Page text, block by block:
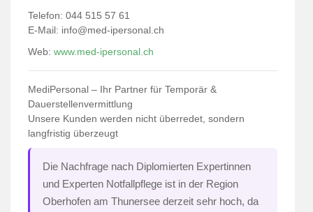
Telefon: 044 515 57 61
E-Mail: info@med-ipersonal.ch
Web: www.med-ipersonal.ch
MediPersonal – Ihr Partner für Temporär &
Dauerstellenvermittlung
Unsere Kunden werden nicht überredet, sondern
langfristig überzeugt
Die Nachfrage nach Diplomierten Expertinnen
und Experten Notfallpflege ist in der Region
Oberhofen am Thunersee derzeit sehr hoch, da